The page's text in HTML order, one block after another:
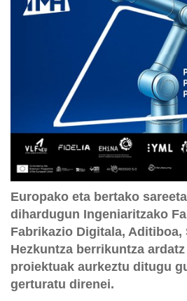
Europako eta bertako
dihardugun Ingeniaritzako
Fabrikazio Digitala, Aditiboa,
Hezkuntza berrikuntza
proiektuak aurkeztu ditugu
gerturatu direnei.